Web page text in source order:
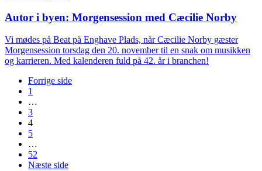
Autor i byen: Morgensession med Cæcilie Norby
Vi mødes på Beat på Enghave Plads, når Cæcilie Norby gæster
Morgensession torsdag den 20. november til en snak om musikken
og karrieren. Med kalenderen fuld på 42. år i branchen!
Forrige side
1
…
3
4
5
…
52
Næste side